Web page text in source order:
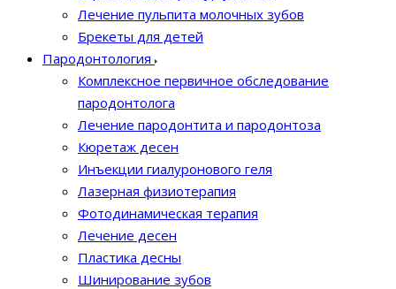
Лечение пульпита молочных зубов
Брекеты для детей
Пародонтология
Комплексное первичное обследование
пародонтолога
Лечение пародонтита и пародонтоза
Кюретаж десен
Инъекции гиалуронового геля
Лазерная физиотерапия
Фотодинамическая терапия
Лечение десен
Пластика десны
Шинирование зубов